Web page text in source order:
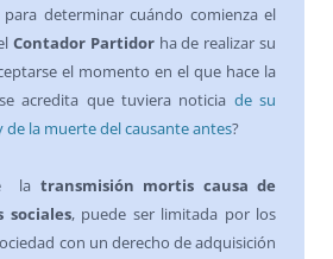
para determinar cuándo comienza el
Contador Partidorha de realizar su
el momento en el que hace la
acredita que tuviera noticia de su
la muerte del causante antes?
la transmisión mortis causa de
sociales, puede ser limitada por los
con un derecho de adquisición